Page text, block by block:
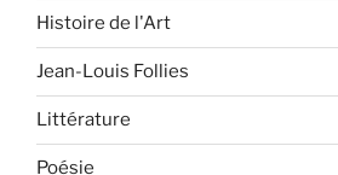
Histoire de l'Art
Jean-Louis Follies
Littérature
Poésie